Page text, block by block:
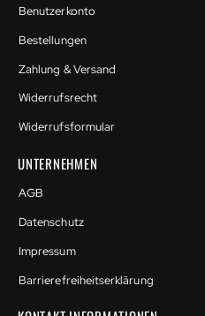
Benutzerkonto
Bestellungen
Zahlung & Versand
Widerrufsrecht
Widerrufsformular
UNTERNEHMEN
AGB
Datenschutz
Impressum
Barrierefreiheitserklärung